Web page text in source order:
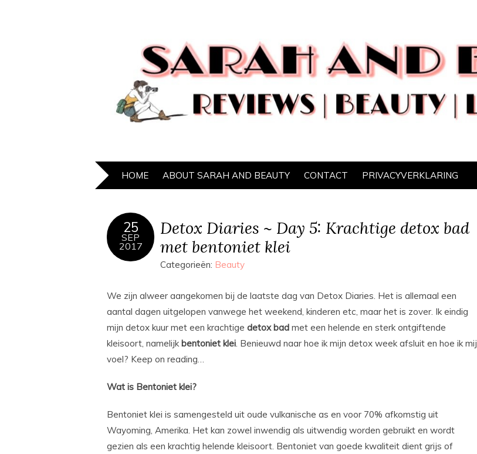
HOME ABOUT SARAH AND BEAUTY CONTACT PRIVACYVERKLARING
25
SEP
2017
Detox Diaries ~ Day 5: Krachtige detox bad
met bentoniet klei
Categorieën: Beauty
We zijn alweer aangekomen bij de laatste dag van Detox Diaries. Het is allemaal een
aantal dagen uitgelopen vanwege het weekend, kinderen etc, maar het is zover. Ik eindig
mijn detox kuur met een krachtige detox bad met een helende en sterk ontgiftende
kleisoort, namelijk bentoniet klei. Benieuwd naar hoe ik mijn detox week afsluit en hoe ik mij
voel? Keep on reading…
Wat is Bentoniet klei?
Bentoniet klei is samengesteld uit oude vulkanische as en voor 70% afkomstig uit
Wayoming, Amerika. Het kan zowel inwendig als uitwendig worden gebruikt en wordt
gezien als een krachtig helende kleisoort. Bentoniet van goede kwaliteit dient grijs of